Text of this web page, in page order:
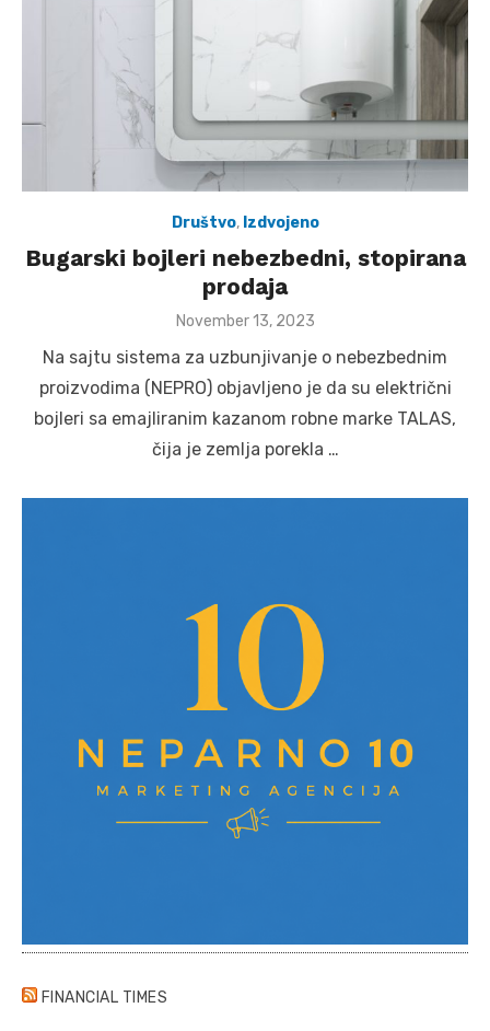
Društvo, Izdvojeno
Bugarski bojleri nebezbedni, stopirana
prodaja
Posted
November 13, 2023
Na sajtu sistema za uzbunjivanje o nebezbednim
proizvodima (NEPRO) objavljeno je da su električni
bojleri sa emajliranim kazanom robne marke TALAS,
čija je zemlja porekla …
FINANCIAL TIMES